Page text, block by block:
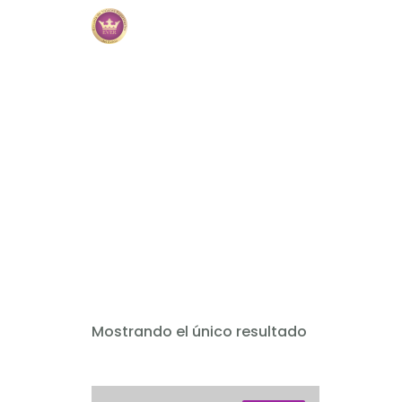
Mostrando el único resultado